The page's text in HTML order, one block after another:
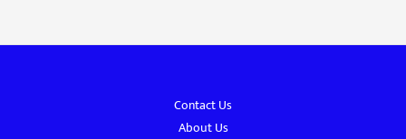
Contact Us
About Us